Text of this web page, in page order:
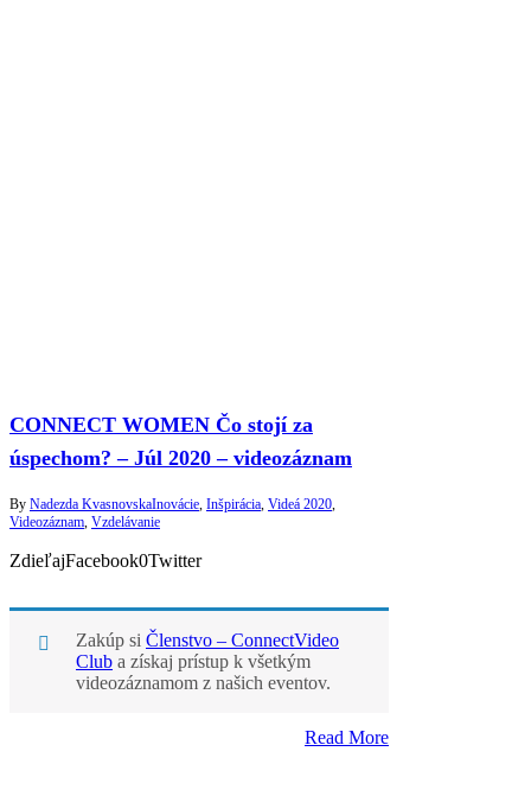
CONNECT WOMEN Čo stojí za
úspechom? – Júl 2020 – videozáznam
By Nadezda KvasnovskaInovácie, Inšpirácia, Videá 2020,
Videozáznam, Vzdelávanie
ZdieľajFacebook0Twitter
Zakúp si Členstvo – ConnectVideo
Club a získaj prístup k všetkým
videozáznamom z našich eventov.
Read More